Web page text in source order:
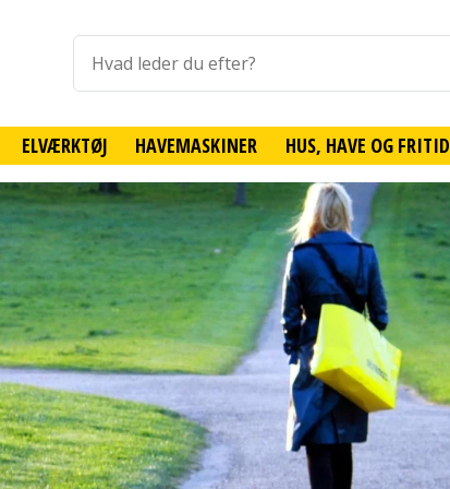
ELVÆRKTØJ HAVEMASKINER HUS, HAVE OG FRITID